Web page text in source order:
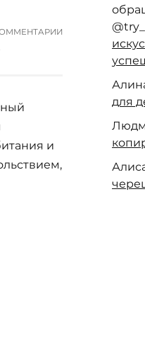
и
для